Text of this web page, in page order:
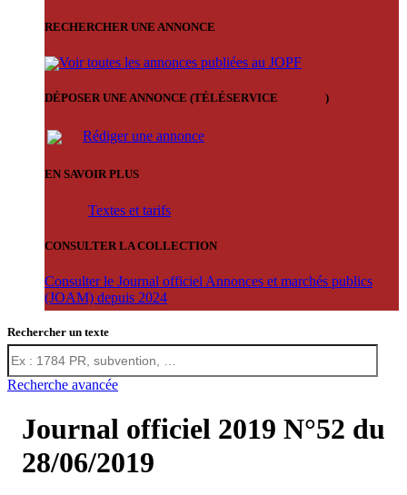
RECHERCHER UNE ANNONCE
Voir toutes les annonces publiées au JOPF
DÉPOSER UNE ANNONCE (TÉLÉSERVICE )
Rédiger une annonce
EN SAVOIR PLUS
Textes et tarifs
CONSULTER LA COLLECTION
Consulter le Journal officiel Annonces et marchés publics
(JOAM) depuis 2024
Rechercher un texte
Recherche avancée
Journal officiel 2019 N°52 du
28/06/2019